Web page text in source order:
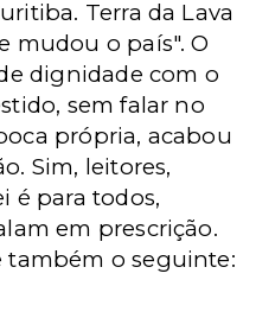
Terra da Lava
mudou o país". O
dignidade com o
sem falar no
própria, acabou
Sim, leitores,
é para todos,
em prescrição.
também o seguinte: